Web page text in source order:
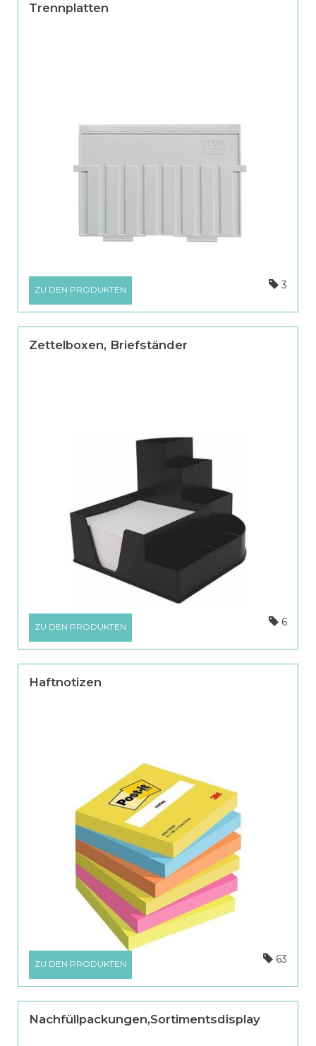
Trennplatten
ZU DEN PRODUKTEN 3
Zettelboxen, Briefständer
ZU DEN PRODUKTEN 6
Haftnotizen
ZU DEN PRODUKTEN 63
Nachfüllpackungen,Sortimentsdisplay